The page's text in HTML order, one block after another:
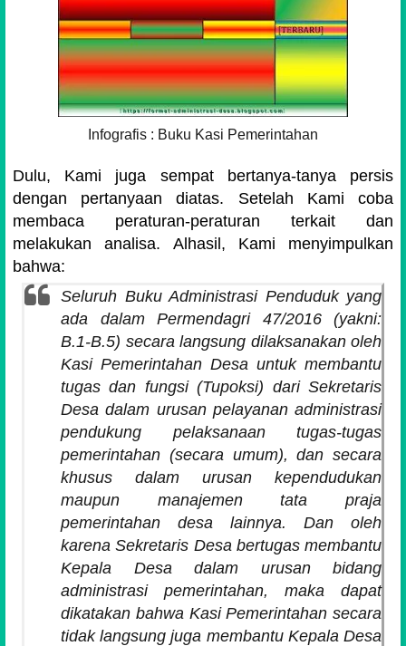
Infografis : Buku Kasi Pemerintahan
Dulu, Kami juga sempat bertanya-tanya persis
dengan pertanyaan diatas. Setelah Kami coba
membaca peraturan-peraturan terkait dan
melakukan analisa. Alhasil, Kami menyimpulkan
bahwa:
Seluruh Buku Administrasi Penduduk yang
ada dalam Permendagri 47/2016 (yakni:
B.1-B.5) secara langsung dilaksanakan oleh
Kasi Pemerintahan Desa untuk membantu
tugas dan fungsi (Tupoksi) dari Sekretaris
Desa dalam urusan pelayanan administrasi
pendukung pelaksanaan tugas-tugas
pemerintahan (secara umum), dan secara
khusus dalam urusan kependudukan
maupun manajemen tata praja
pemerintahan desa lainnya. Dan oleh
karena Sekretaris Desa bertugas membantu
Kepala Desa dalam urusan bidang
administrasi pemerintahan, maka dapat
dikatakan bahwa Kasi Pemerintahan secara
tidak langsung juga membantu Kepala Desa